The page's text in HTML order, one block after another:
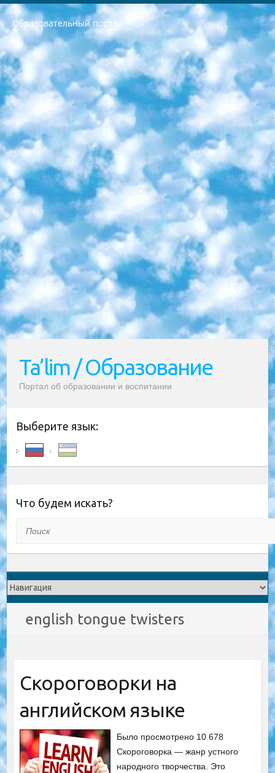
Образовательный портал
РЕСПУБЛИКА УЗБЕКИСТАН МИНИСТРЕРСТВО ДОШКОЛЬНОГО И ШКОЛЬНОГО ОБРАЗОВАНИЯ КОМАНДА в общеобразовательных учреждениях в 2023-2024 учебном году организация и проведение итоговой государственной аттестации обучающихся о Министра дошкольного и школьного образования Республики Узбекистан от 4 марта 2008 года (постановлением Минюста от 20 марта 2008 года № 1778 государственной регистрации) «Итоговое состояние учащихся общего среднего образования на основании положения об утверждении положения об аттестации общего среднего образования выпускной экзамен студентов в образовательных учреждениях в 2023-2024 учебном году В целях организации и прохождения аттестации приказываю: 1. Следующее: перечень предметов, по которым будет проводиться итоговая государственная аттестация и экзамен формы перевода согласно приложению 1; сертификаты международного образца, оценивающие уровень владения иностранными языками перечень согласно приложению 2; 2. Педагогический при специализированных образовательных учреждениях. научно-практический центр квалификации и международной оценки (Д.Давидова) 2024 г. До 25 марта: задания по предметам, по которым будет проводиться итоговая аттестация разработка и утверждение технических условий; итоговая аттестация на основании разработанного предметного задания разработка вопросов по предметам (устно и письменно), экзамен передача; общеобразовательные средние школы и специальные учебные заведения учащиеся выпускных классов школ и интернатов в агентской системе подготовка базы данных экзаменационных материалов и критериев оценки; перевод базы экзаменационных материалов на все языки обучения подать в Республиканский образовательный центр для изготовления; варианты экзаменов на основе разработанных контрольных материалов пусть будут поставлены задачи формирования. 3. Республиканский образовательный центр (Ш.Худайкулов) до 5 апреля 2024 года. до: база данных предоставленных экзаменационных материалов на все языки обучения перевод и экспертиза; для слепых, слабовидящих, глухих, слабослышащих и умственно отсталых детей учащиеся выпускных классов специализированных школ и школ-интернатов база данных экзаменационных материалов на всех преподаваемых языках подготовка критериев оценки; специализированные школы для умственно отсталых детей и технологии для учащихся выпускных классов школ-интернатов разработка соответствующих рекомендаций и критериев проведения ЕГЭ по естествознанию давать задания. 4. Педагогический при специализированных образовательных учреждениях. Научно-практический центр навыков и международной оценки (Д.Давидова), Республика образовательный центр (Худайкулов Ш.) итоговый государственный аттестационный экзамен ориентирован на творческое и логическое мышление при подготовке базы материалов учитывать введение заданий. 5. Следует отметить, что: сертификат государственного образца о знании общеобразовательного предмета и как минимум национальный уровень B1 по предметам на иностранных языках, указанным в Приложении 2. или международно признанный сертификат эквивалентного уровня студенты, изучающие определенный предмет, освобождаются от экзамена; по соответствующим предметам запланирована итоговая государственная аттестация за день до дня, путем жеребьевки Рабочей группой (в письменной форме по предметам, проводимым в форме) из числа сформированных вариантов выбрано 2 варианта; 2 выбранных варианта экзамена анонсированы на официальном сайте министерства и все выпускники по всей стране на основе этих вариантов проводит итоговую государственную аттестацию. 6. Государственное образование учащихся средних общеобразовательных учреждений. знания в соответствии с квалификационными требованиями, которые необходимо приобрести на основании стандартов итоговый (выпускной) контроль для 9 и 11 классов в целях тестирования Экзамены (далее – экзамены) состоят из предметов, перечисленных в приложении 1. будет сделано. 7. Экзамены пройдут с 26 мая по 15 июня 2024 г. (кроме науки физического воспитания). 8. Физическая для учащихся 9 классов общесредних образовательных учреждений. Экзамены по предмету «Образование, квалификация медицина» 1-6 мая 2024 года. сотрудники перевести под присмотр (с отклонениями в физическом или умственном развитии) специализированная школа для детей, школы-интернаты и со сколиозом школы-интернаты санаторного типа для больных детей исключены). 9. Он был слепым, слабовидящим и имел нарушения опорно-двигательного аппарата. экзамены в специализированных школах и интернатах для детей должны проводиться исходя из требований, предъявляемых к общеобразовательным учреждениям (физкультура кроме науки). 10. Специализированная школа для глухих и слабослышащих детей. и экзамены в интернатах и быть реализован в виде письменного теста по математике. 11. Специальность для умственно отсталых детей. Для 9 класса Родной язык и литературное письмо Государственный язык (язык обучения – узбекский). для неклассов) написано Математическое письмо Письменная/устная история Узбекистана Физическое воспитание практично Итоговый контроль Для 11 класса Написание родного языка и литературы (эссе) Математическое письмо Узбекский язык (обучение на узбекском языке) не посещающее общее среднее образование для учреждений)/Образовательное учреждение выбор письменный и устный Иностранный язык письменный/устный Письменная/устная история Узбекистана *По выбору студента:  Химия  Физика  Основы государственного права  География 10 бесплатных образовательных ресурсов - Мы составили подборку онлайн-проектов с интерактивными упражнениями, видеолекциями и статьями. Они помогут вам обрести новые и освежить старые знания бесплатно. 1. «ИНТУИТ» Старейшая образовательная площадка Рунета. Здесь вы найдёте сотни текстовых и видеокурсов на десятки различных тем — от программирования до психологии. Многие курсы подготовлены российскими университетами и крупными международными компаниями вроде Intel и Microsoft. Самостоятельное обучение бесплатное, но желающие могут оплатить услуги персональных наставников. 2. «Смартия» знакомит с актуальными профессиями и подсказывает, как им обучаться. Выбрав заинтересовавшую вас специальность — SMM-специалист, фотограф, веб-дизайнер или другую, — увидите список необходимых для неё умений. Чтобы вы могли освоить их самостоятельно, для каждого умения площадка отображает подборку ссылок на учебные материалы. Хотя «Смартия» ориентируется на русскоязычную аудиторию, часть контента всё же доступна только на английском. 3. «Лекторий Физтеха» Проект Московского физико-технического института (Физтеха). С его помощью вы можете смотреть онлайн серии лекций, записанные на видео в этом вузе. В числе доступных предметов — физика, биология, химия, информационные технологии и другие. К некоторым лекциям администрация ресурса прилагает готовые конспекты, которые можно скачивать в PDF-формате. 4. ITMOcourses Онлайн-площадка Санкт-Петербургского национального исследовательского университета информационных технологий, механики и оптики (ИТМО). Ресурс предоставляет свободный доступ к курсам, разработанным в этом вузе. Каталог материалов разбит на четыре категории: «Оптические системы и технологии», «Приборостроение и робототехника», «Информационные технологии» и «Биотехнологии». Курсы состоят из видеолекций, интерактивных демонстраций и заданий. 5. «КиберЛенинка» Электронная научная библиотека открытого доступа. Каталог площадки регулярно обрастает текстами статей из различных научных изданий. Сгруппированные по журналам и рубрикам публикации можно читать онлайн или скачивать целиком в PDF-формате. Проект нацелен на популяризацию науки за счёт открытого доступа к качественной информации. 6. «ПостНаука» На этом ресурсе публикуют подборки видеолекций, составленные экспертами из разных отраслей и объединённые общими темами. Среди них, к примеру, есть серии «Биоинформатика и геномика», «Культура средневековой Скандинавии» и Cinema Studies о теории кино. Каждая подборка лекций — логически связанная история, рассказанная экспертом от первого лица. Кроме того, на сайте появляются научно-образовательные статьи и тесты на разные темы. 7. «Newочём» Команда проекта «Newочём» отбирает самые интересные тексты из англоязычных СМИ и переводит те из них, за которые голосуют участники сообщества «ВКонтакте». По большей части это научно-популярные статьи. Редакторы придумывают лишь заголовки, в остальном содержание переводов соответствует оригиналам. Полные тексты можно читать прямо в социальной сети. 8. InternetUrok Онлайн-база материалов по основным дисциплинам школьной программы. Информация на сайте структурирована по классам, предметам и темам (урокам). Каждый урок состоит из видеолекций и конспектов. Есть также интерактивные тренажёры и тесты для закрепления пройденного материала. Даже если вы давно окончили школу, возможность повторить программу старших классов всегда может пригодиться. 9. Edutainme Ещё один ресурс об образовании. В отличие от Newtonew, как мне кажется, Edutainme больше ориентируется на представителей индустрии: педагогов, предпринимателей, разработчиков образовательных проектов. Но и любой, кто просто стремится к саморазвитию, найдёт на сайте много полезного и интересного для себя. Например, информацию о новых курсах и образовательных сервисах. 10. Newtonew Онлайн-медиа об образовании и обучении в широком смысле. Авторы Newtonew пишут об инструментах, заведениях, тактиках и стратегиях, которые помогают учить других и получать новые знания самостоятельно. На этой площадке вы найдёте новости, обзоры, аналитические мат
Ta’lim / Образование
Портал об образовании и воспитании
Выберите язык:
Что будем искать?
english tongue twisters
Скороговорки на
английском языке
Было просмотрено 10 678
Скороговорка — жанр устного
народного творчества. Это